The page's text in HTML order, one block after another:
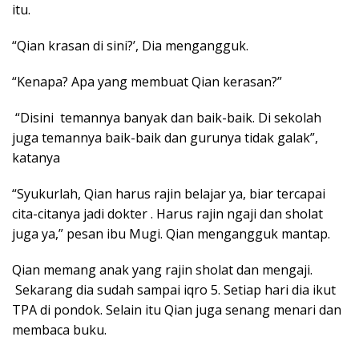
itu.
“Qian krasan di sini?’, Dia mengangguk.
“Kenapa? Apa yang membuat Qian kerasan?”
“Disini temannya banyak dan baik-baik. Di sekolah
juga temannya baik-baik dan gurunya tidak galak”,
katanya
“Syukurlah, Qian harus rajin belajar ya, biar tercapai
cita-citanya jadi dokter . Harus rajin ngaji dan sholat
juga ya,” pesan ibu Mugi. Qian mengangguk mantap.
Qian memang anak yang rajin sholat dan mengaji.
Sekarang dia sudah sampai iqro 5. Setiap hari dia ikut
TPA di pondok. Selain itu Qian juga senang menari dan
membaca buku.